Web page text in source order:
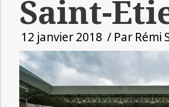
Saint-
12 janvier 2018 / Par Rémi